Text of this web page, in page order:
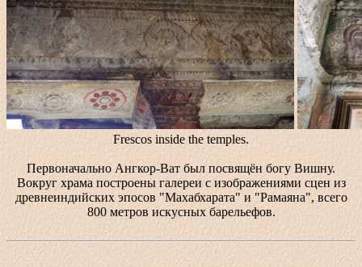
Frescos inside the temples.
Первоначально Ангкор-Ват был посвящён богу Вишну.
Вокруг храма построены галереи с изображениями сцен из
древнеиндийских эпосов "Махабхарата" и "Рамаяна", всего
800 метров искусных барельефов.